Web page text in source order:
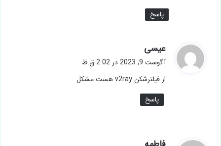
پاسخ
عیسی
ف
:
آگوست 9, 2023 در 2:02 ق.ظ
از فیلترشکن v2ray هست مشکل
پاسخ